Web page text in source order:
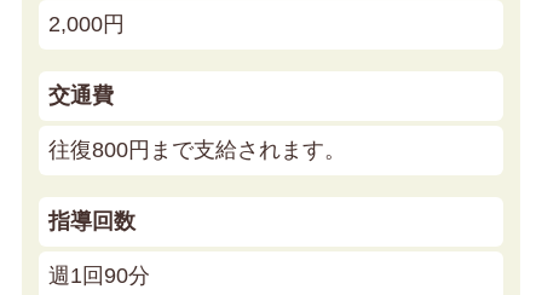
2,000円
交通費
往復800円まで支給されます。
指導回数
週1回90分